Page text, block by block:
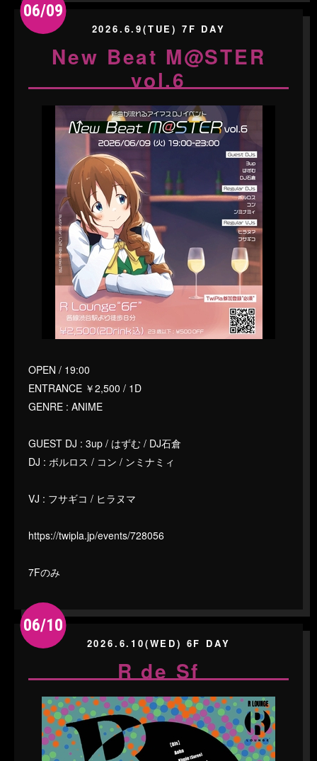
06/09
2026.6.9(TUE) 7F DAY
New Beat M@STER
vol.6
OPEN / 19:00
ENTRANCE ￥2,500 / 1D
GENRE : ANIME
GUEST DJ : 3up / はずむ / DJ石倉
DJ : ボルロス / コン / ンミナミィ
VJ : フサギコ / ヒラヌマ
https://twipla.jp/events/728056
7Fのみ
06/10
2026.6.10(WED) 6F DAY
R de Sf